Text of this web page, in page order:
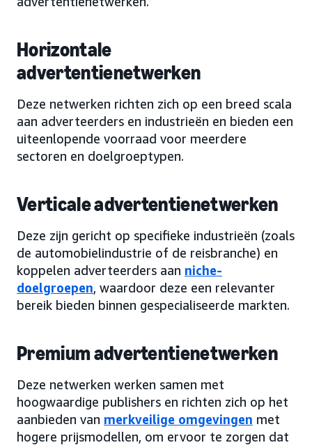
Horizontale
advertentienetwerken
Deze netwerken richten zich op een breed scala
aan adverteerders en industrieën en bieden een
uiteenlopende voorraad voor meerdere
sectoren en doelgroeptypen.
Verticale advertentienetwerken
Deze zijn gericht op specifieke industrieën (zoals
de automobielindustrie of de reisbranche) en
koppelen adverteerders aan niche-
doelgroepen, waardoor deze een relevanter
bereik bieden binnen gespecialiseerde markten.
Premium advertentienetwerken
Deze netwerken werken samen met
hoogwaardige publishers en richten zich op het
aanbieden van merkveilige omgevingen met
hogere prijsmodellen, om ervoor te zorgen dat